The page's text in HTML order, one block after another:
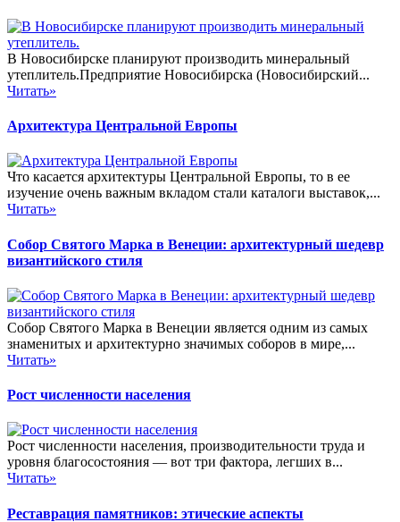
В Новосибирске планируют производить минеральный
утеплитель.Предприятие Новосибирска (Новосибирский...
Читать»
Архитектура Центральной Европы
Что касается архитектуры Центральной Европы, то в ее
изучение очень важным вкладом стали каталоги выставок,...
Читать»
Собор Святого Марка в Венеции: архитектурный шедевр
византийского стиля
Собор Святого Марка в Венеции является одним из самых
знаменитых и архитектурно значимых соборов в мире,...
Читать»
Рост численности населения
Рост численности населения, производительности труда и
уровня благосостояния — вот три фактора, легших в...
Читать»
Реставрация памятников: этические аспекты